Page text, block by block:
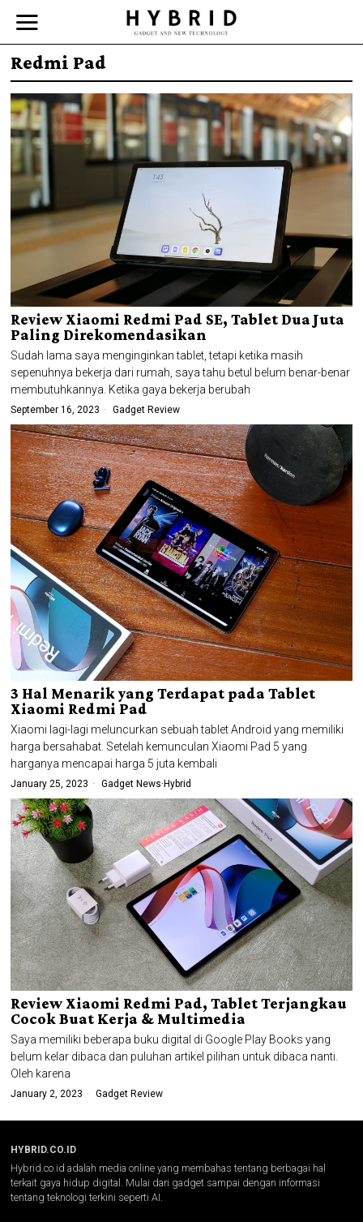
Redmi Pad
Review Xiaomi Redmi Pad SE, Tablet Dua Juta
Paling Direkomendasikan
Sudah lama saya menginginkan tablet, tetapi ketika masih
sepenuhnya bekerja dari rumah, saya tahu betul belum benar-benar
membutuhkannya. Ketika gaya bekerja berubah
September 16, 2023 Gadget Review
3 Hal Menarik yang Terdapat pada Tablet
Xiaomi Redmi Pad
Xiaomi lagi-lagi meluncurkan sebuah tablet Android yang memiliki
harga bersahabat. Setelah kemunculan Xiaomi Pad 5 yang
harganya mencapai harga 5 juta kembali
January 25, 2023 Gadget News· Hybrid
Review Xiaomi Redmi Pad, Tablet Terjangkau
Cocok Buat Kerja & Multimedia
Saya memiliki beberapa buku digital di Google Play Books yang
belum kelar dibaca dan puluhan artikel pilihan untuk dibaca nanti.
Oleh karena
January 2, 2023 Gadget Review
HYBRID.CO.ID
Hybrid.co.id adalah media online yang membahas tentang berbagai hal
terkait gaya hidup digital. Mulai dari gadget sampai dengan informasi
tentang teknologi terkini seperti AI.